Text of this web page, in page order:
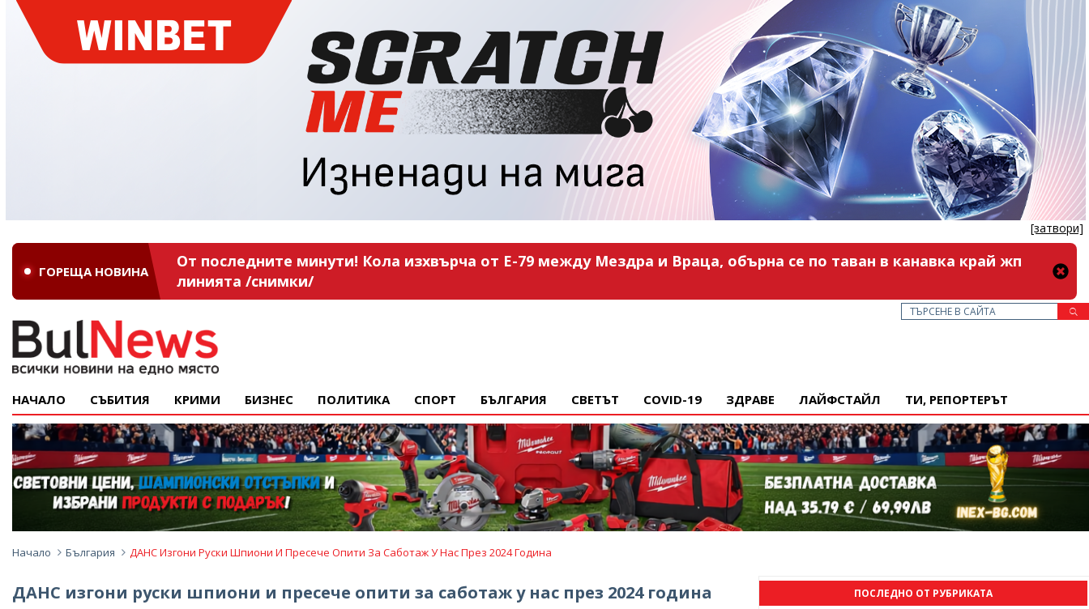
[затвори]
ГОРЕЩА НОВИНА
От последните минути! Кола изхвърча от Е-79 между Мездра и Враца, обърна се по таван в канавка край жп
линията /снимки/
НАЧАЛО СЪБИТИЯ КРИМИ БИЗНЕС ПОЛИТИКА СПОРТ БЪЛГАРИЯ СВЕТЪТ COVID-19 ЗДРАВЕ ЛАЙФСТАЙЛ ТИ, РЕПОРТЕРЪТ
Начало България ДАНС Изгони Руски Шпиони И Пресече Опити За Саботаж У Нас През 2024 Година
ДАНС изгони руски шпиони и пресече опити за саботаж у нас през 2024 година ПОСЛЕДНО ОТ РУБРИКАТА